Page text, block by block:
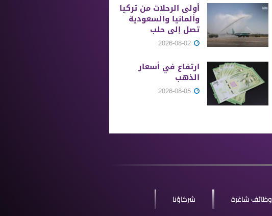
أولى الرحلات من ‏تركيا
وألمانيا والسعودية
تصل إلى حلب
ارتفاع في أسعار
الذهب
وظائف شاغرة
شركاؤنا